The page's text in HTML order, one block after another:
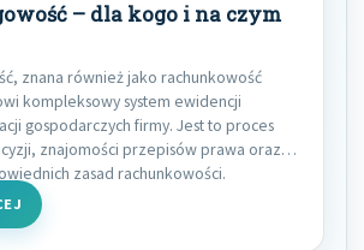
– dla kogo i na czym
znana również jako rachunkowość
kompleksowy system ewidencji
gospodarczych firmy. Jest to proces
znajomości przepisów prawa oraz
zasad rachunkowości.